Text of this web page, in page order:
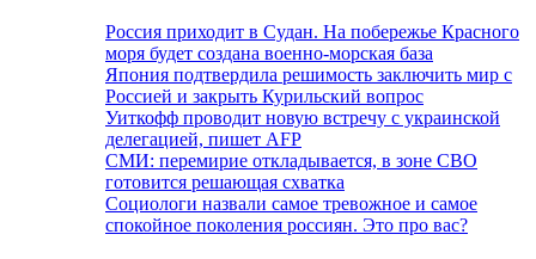
Россия приходит в Судан. На побережье Красного
моря будет создана военно-морская база
Япония подтвердила решимость заключить мир с
Россией и закрыть Курильский вопрос
Уиткофф проводит новую встречу с украинской
делегацией, пишет AFP
СМИ: перемирие откладывается, в зоне СВО
готовится решающая схватка
Социологи назвали самое тревожное и самое
спокойное поколения россиян. Это про вас?